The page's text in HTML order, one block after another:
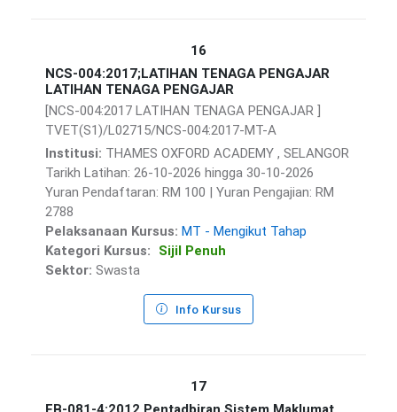
16
NCS-004:2017;LATIHAN TENAGA PENGAJAR
LATIHAN TENAGA PENGAJAR
[NCS-004:2017 LATIHAN TENAGA PENGAJAR ]
TVET(S1)/L02715/NCS-004:2017-MT-A
Institusi: THAMES OXFORD ACADEMY , SELANGOR
Tarikh Latihan: 26-10-2026 hingga 30-10-2026
Yuran Pendaftaran: RM 100 | Yuran Pengajian: RM
2788
Pelaksanaan Kursus: MT - Mengikut Tahap
Kategori Kursus:
Sijil Penuh
Sektor: Swasta
Info Kursus
17